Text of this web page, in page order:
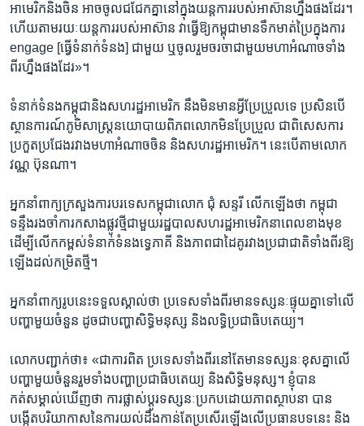
អាមេរិក​និង​ចិន​ អាច​ចូល​ជជែក​គ្នា​នៅ​ក្នុង​យន្ត​ការ​របស់​អាស៊ាន​ហ្នឹង​ផងដែរ​។
ហើយ​តាមរយៈ​យន្តការ​របស់​អាស៊ាន​ វាធ្វើ​ឱ្យ​កម្ពុជាមាន​ទឹក​មាត់​ប្រៃ​ក្នុង​ការ​
engage​ [ធ្វើ​ទំនាក់​ទំនង] ជាមួយ ឬ​ចូល​រួម​ចរចា​ជាមួយ​មហា​អំណាច​ទាំង​
ពីរ​ហ្នឹង​ផង​ដែរ​»។
ទំនាក់ទំនងកម្ពុជា​និងសហរដ្ឋអាមេរិក ​នឹង​មិនមាន​អ្វី​ប្រែប្រួល​ទេ​ ប្រសិនបើ​
ស្ថានការណ៍​ភូមិសាស្ត្រ​នយោបាយ​ពិភព​លោក​មិន​ប្រែប្រួល ​ជាពិសេស​ការ
ប្រកួត​ប្រជែង​រវាង​មហា​អំណាច​ចិន​ និ​ងសហរដ្ឋ​អាមេរិក។ នេះ​បើ​តាមលោក ​
វណ្ណ​ ប៊ុនណា​។
អ្នកនាំពាក្យ​ក្រសួង​ការបរទេស​កម្ពុជា​លោក​ ជុំ សន្ទរី​ លើក​ឡើង​ថា ​កម្ពុជា​
ទន្ទឹង​រងចាំ​ការកសាង​ផ្លូវ​ថ្មី​ជា​មួយ​រដ្ឋបាល​សហរដ្ឋ​អា​មេរិក​នា​ពេល​ខាង​មុខ​
ដើម្បី​លើក​កម្ពស់​ទំនាក់ទំ​នង​ទ្វេភាគី និង​ភាព​ជា​ដៃគូ​រវាង​ប្រជាជាតិ​ទាំងពីរ​ឱ្យ​
ឡើង​ដល់​កម្រិត​ថ្មី។
អ្នកនាំពាក្យ​រូបនេះ​ទទួល​ស្គាល់​ថា ​ប្រទេស​ទាំង​ពីរ​មាន​ទស្សនៈ​ផ្ទុយ​គ្នា​ទៅ​លើ​
បញ្ហា​មួយ​ចំនួន ​ដូច​ជា​បញ្ហា​សិទ្ធិ​មនុស្ស​ និង​លទ្ធិប្រជាធិប​តេយ្យ។
លោក​បញ្ជាក់​ថា​៖ «ជា​ការ​ពិត ប្រទេស​ទាំង​ពីរ​នៅ​តែ​មាន​ទស្សនៈ​ខុស​គ្នា​លើ​
បញ្ហា​មួយ​ចំនួន​រួម​ទាំង​បញ្ហា​ប្រជាធិបតេយ្យ និង​សិទ្ធិ​មនុស្ស។ ខ្ញុំ​បាន​
កត់សម្គាល់​ឃើញ​ថា ការផ្លាស់​ប្តូរ​ទស្សនៈ​ប្រកប​ដោយ​ភាព​ស្ថាបនា បាន​
បង្កើត​បរិយាកាស​នៃការយល់​ដឹងកាន់តែ​ប្រសើរ​ឡើង​លើ​ប្រធាន​បទនេះ និង​